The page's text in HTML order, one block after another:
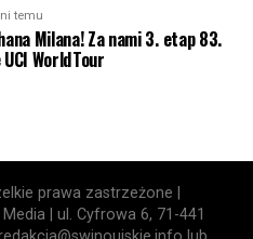
temu
Milana! Za nami 3. etap 83.
WorldTour
prawa zastrzeżone |
| ul. Cyfrowa 6, 71-441